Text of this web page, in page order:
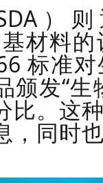
）
材料
标准
颁发“
比。这
，同时